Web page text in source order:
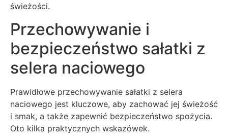
świeżości.
Przechowywanie i
bezpieczeństwo sałatki z
selera naciowego
Prawidłowe przechowywanie sałatki z selera
naciowego jest kluczowe, aby zachować jej świeżość
i smak, a także zapewnić bezpieczeństwo spożycia.
Oto kilka praktycznych wskazówek.